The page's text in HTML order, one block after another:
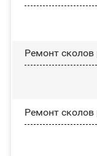
Ремонт
Ремонт сколов